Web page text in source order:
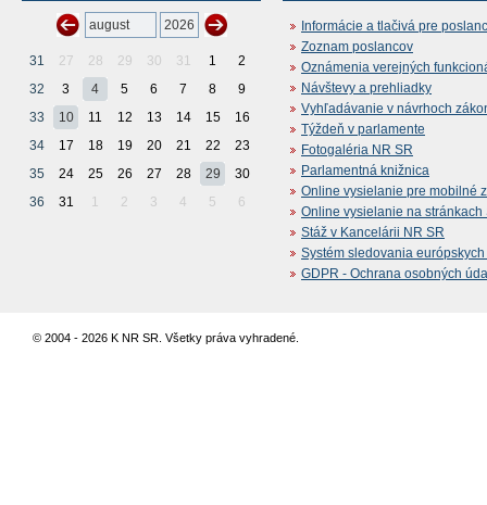
31 27 28 29 30 31 1
2
32
3 4 5 6 7 8
9
33
10 11 12 13 14 15
16
34
17 18 19 20 21 22
23
35
24 25 26 27 28 29
30
36
31 1 2 3 4 5 6
Informácie a tlačivá pre
Zoznam poslancov
Oznámenia verejných
Návštevy a prehliadky
Vyhľadávanie v návrhoch
Týždeň v parlamente
Fotogaléria NR SR
Parlamentná knižnica
Online vysielanie pre mobilné
Online vysielanie na stránkach
Stáž v Kancelárii NR SR
Systém sledovania
GDPR - Ochrana osobných
© 2004 - 2026 K NR SR. Všetky práva vyhradené.